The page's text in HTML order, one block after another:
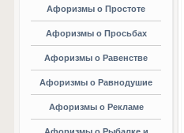
Афоризмы о Простоте
Афоризмы о Просьбах
Афоризмы о Равенстве
Афоризмы о Равнодушие
Афоризмы о Рекламе